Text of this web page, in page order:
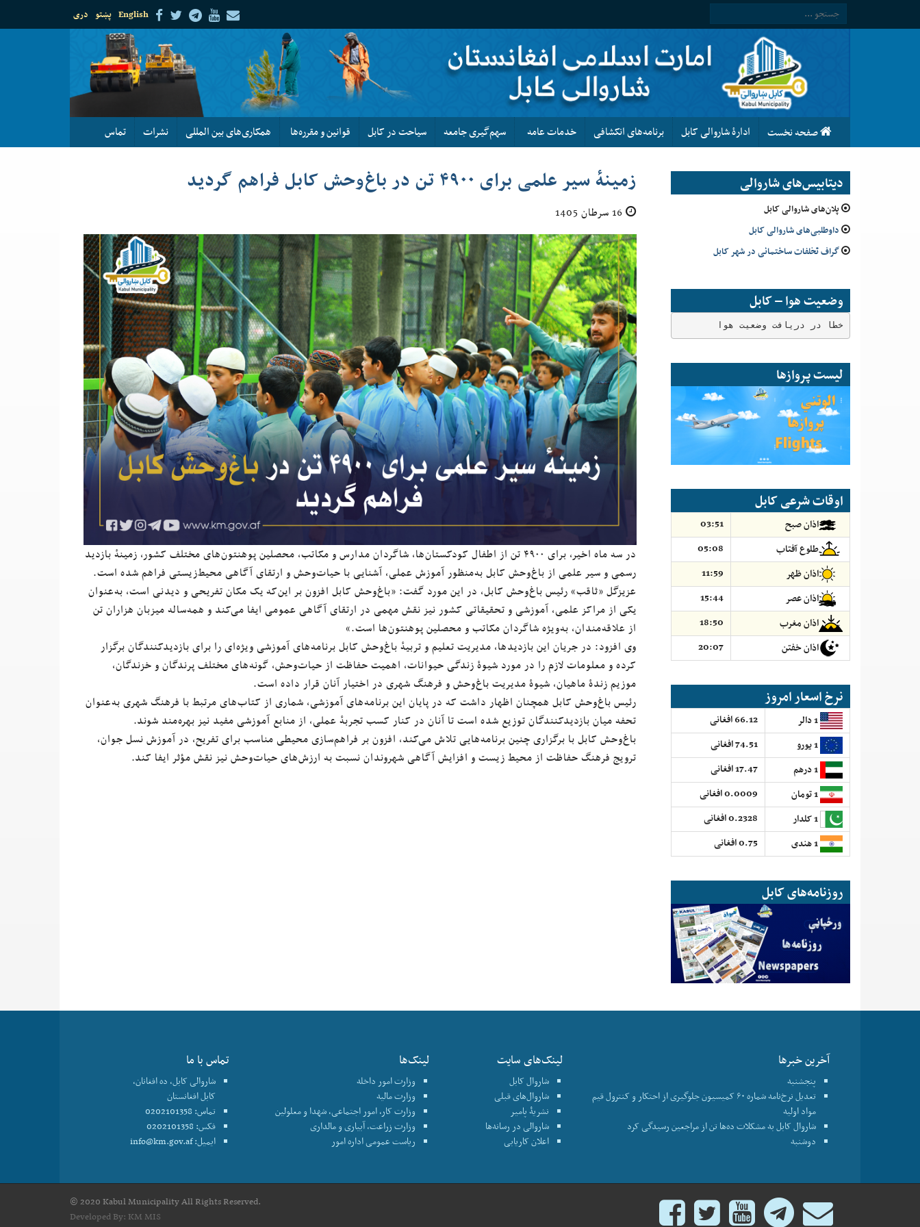
دری پښتو English
صفحه نخست ادارۀ شاروالی کابل برنامه‌های انکشافی خدمات عامه سهم‌گیری جامعه سیاحت در کابل قوانین و مقرره‌ها همکاری‌های بین المللی نشرات تماس
دیتابیس‌های شاروالی
پلان‌های شاروالی کابل
داوطلبی‌های شاروالی کابل
گراف تخلفات ساختمانی در شهر کابل
وضعیت هوا – کابل
خطا در دریافت وضعیت هوا
لیست پروازها
اوقات شرعی کابل
اذان صبح
03:51
طلوع آفتاب
05:08
اذان ظهر
11:59
اذان عصر
15:44
اذان مغرب
18:50
اذان خفتن
20:07
نرخ اسعار امروز
66.12 افغانی
74.51 افغانی
17.47 افغانی
0.0009 افغانی
0.2328 افغانی
0.75 افغانی
روزنامه‌های کابل
زمینهٔ سیر علمی برای ۴۹۰۰ تن در باغ‌وحش کابل فراهم گردید
در سه ماه اخیر، برای ۴۹۰۰ تن از اطفال کودکستان‌ها، شاگردان مدارس و مکاتب، محصلین پوهنتون‌های مختلف کشور، زمینهٔ بازدید
رسمی و سیر علمی از باغ‌وحش کابل به‌منظور آموزش عملی، آشنایی با حیات‌وحش و ارتقای آگاهی محیط‌زیستی فراهم شده است.
عزیزگل «ثاقب» رئیس باغ‌وحش کابل، در این مورد گفت: «باغ‌وحش کابل افزون بر این‌که یک مکان تفریحی و دیدنی است، به‌عنوان
یکی از مراکز علمی، آموزشی و تحقیقاتی کشور نیز نقش مهمی در ارتقای آگاهی عمومی ایفا می‌کند و همه‌ساله میزبان هزاران تن
از علاقه‌مندان، به‌ویژه شاگردان مکاتب و محصلین پوهنتون‌ها است.»
وی افزود: در جریان این بازدیدها، مدیریت تعلیم و تربیهٔ باغ‌وحش کابل برنامه‌های آموزشی ویژه‌ای را برای بازدیدکنندگان برگزار
کرده و معلومات لازم را در مورد شیوهٔ زندگی حیوانات، اهمیت حفاظت از حیات‌وحش، گونه‌های مختلف پرندگان و خزندگان،
موزیم زندهٔ ماهیان، شیوهٔ مدیریت باغ‌وحش و فرهنگ شهری در اختیار آنان قرار داده است.
رئیس باغ‌وحش کابل همچنان اظهار داشت که در پایان این برنامه‌های آموزشی، شماری از کتاب‌های مرتبط با فرهنگ شهری به‌عنوان
تحفه میان بازدیدکنندگان توزیع شده است تا آنان در کنار کسب تجربهٔ عملی، از منابع آموزشی مفید نیز بهره‌مند شوند.
باغ‌وحش کابل با برگزاری چنین برنامه‌هایی تلاش می‌کند، افزون بر فراهم‌سازی محیطی مناسب برای تفریح، در آموزش نسل جوان،
ترویج فرهنگ حفاظت از محیط زیست و افزایش آگاهی شهروندان نسبت به ارزش‌های حیات‌وحش نیز نقش مؤثر ایفا کند.
آخرین خبرها
پنجشنبه
تعدیل نرخ‌نامه شماره ۶۰ کمیسیون جلوگیری از احتکار و کنترول قیم
مواد اولیه
شاروال کابل به مشکلات ده‌ها تن از مراجعین رسیدگی کرد
دوشنبه
لینک‌های سایت
شاروال کابل
شاروال‌های قبلی
نشریۀ پامیر
شاروالی در رسانه‌ها
اعلان کاریابی
لینک‌ها
وزارت امور داخله
وزارت مالیه
وزارت کار، امور اجتماعی، شهدا و معلولین
وزارت زراعت، آبیاری و مالداری
ریاست عمومی اداره امور
تماس با ما
شاروالی کابل، ده افغانان،
کابل افغانستان
تماس: 0202101358
فکس: 0202101358
ایمیل:info@km.gov.af
© 2020 Kabul Municipality All Rights Reserved.
Developed By: KM MIS